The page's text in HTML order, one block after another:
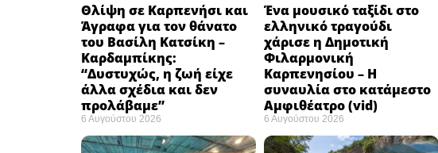
Θλίψη σε Καρπενήσι και
Άγραφα για τον θάνατο
του Βασίλη Κατσίκη –
Καρδαμπίκης:
“Δυστυχώς, η ζωή είχε
άλλα σχέδια και δεν
προλάβαμε”
6 Αυγούστου 2026
Ένα μουσικό ταξίδι στο
ελληνικό τραγούδι
χάρισε η Δημοτική
Φιλαρμονική
Καρπενησίου – Η
συναυλία στο κατάμεστο
Αμφιθέατρο (vid)
6 Αυγούστου 2026